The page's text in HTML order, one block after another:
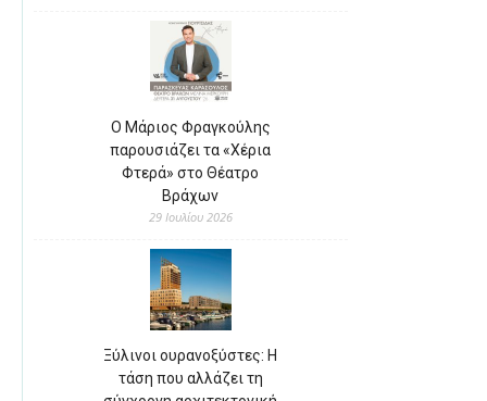
Ο Μάριος Φραγκούλης
παρουσιάζει τα «Χέρια
Φτερά» στο Θέατρο
Βράχων
29 Ιουλίου 2026
Ξύλινοι ουρανοξύστες: Η
τάση που αλλάζει τη